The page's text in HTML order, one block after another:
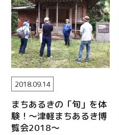
まちあるきの「旬」を体
験！～津軽まちあるき博
覧会2018～
2018.09.14